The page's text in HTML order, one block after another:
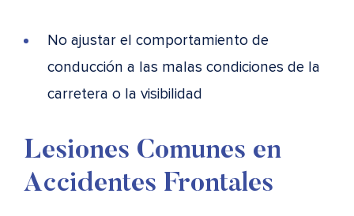
No ajustar el comportamiento de
conducción a las malas condiciones de la
carretera o la visibilidad
Lesiones Comunes en
Accidentes Frontales